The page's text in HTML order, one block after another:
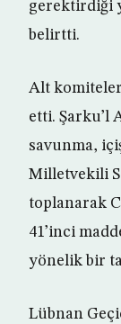
gerektirdiği
belirtti.
Alt komiteler
etti. Şarku’l
savunma,
Milletvekili
toplanarak
41’inci
yönelik bir
Lübnan